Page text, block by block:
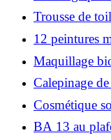
facilement!
Trousse de
pour moins de
12 peintures
Découvrez les
Maquillage
s'équiper pour
Calepinage
astuces
Cosmétique
beauté pour
BA 13 au